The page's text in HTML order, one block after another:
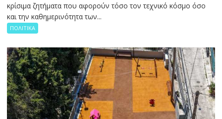
κρίσιμα ζητήματα που αφορούν τόσο τον τεχνικό κόσμο όσο
και την καθημερινότητα των...
ΠΟΛΙΤΙΚΑ